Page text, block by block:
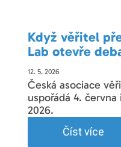
Když věřitel
Lab otevře
12. 5. 2026
Česká asociace
uspořádá 4.
2026.
Číst více